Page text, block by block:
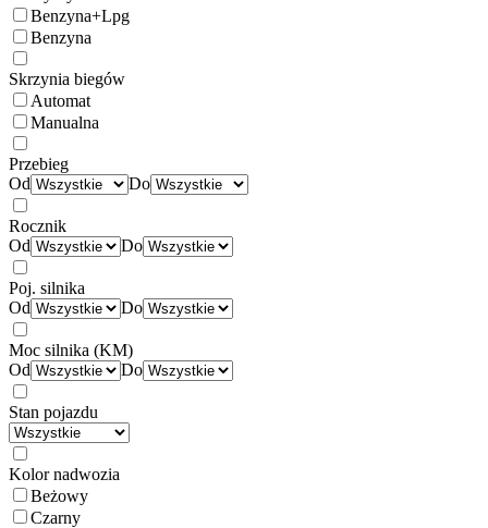
Benzyna+Lpg
Benzyna
Skrzynia biegów
Automat
Manualna
Przebieg
Od
Do
Rocznik
Od
Do
Poj. silnika
Od
Do
Moc silnika (KM)
Od
Do
Stan pojazdu
Kolor nadwozia
Beżowy
Czarny